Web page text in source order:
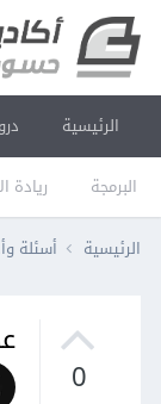
الرئيسية
البرمجة ريادة
الرئيسية أسئلة
0